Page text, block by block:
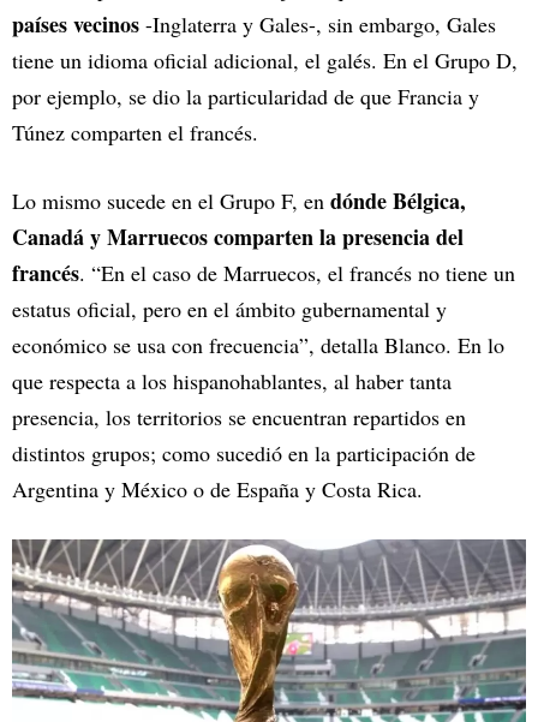
países vecinos -Inglaterra y Gales-, sin embargo, Gales
tiene un idioma oficial adicional, el galés. En el Grupo D,
por ejemplo, se dio la particularidad de que Francia y
Túnez comparten el francés.
Lo mismo sucede en el Grupo F, en dónde Bélgica,
Canadá y Marruecos comparten la presencia del
francés. “En el caso de Marruecos, el francés no tiene un
estatus oficial, pero en el ámbito gubernamental y
económico se usa con frecuencia”, detalla Blanco. En lo
que respecta a los hispanohablantes, al haber tanta
presencia, los territorios se encuentran repartidos en
distintos grupos; como sucedió en la participación de
Argentina y México o de España y Costa Rica.